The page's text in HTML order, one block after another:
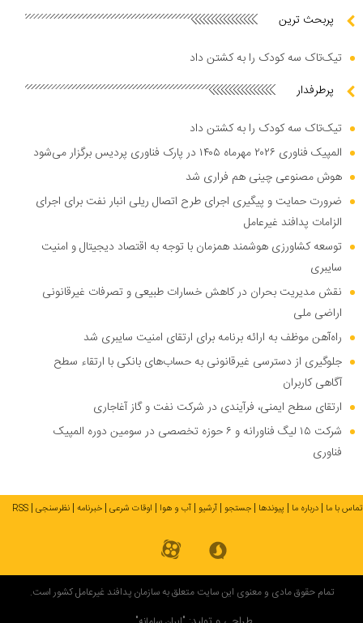
پربحث ترین
تیک‌تاک سه کودک را به کشتن داد
پرطرفدار
تیک‌تاک سه کودک را به کشتن داد
المپیک فناوری ۲۰۲۶ مهرماه ۱۴۰۵ در پارک فناوری پردیس برگزار می‌شود
هوش مصنوعی چینی هم فراری شد
ضرورت حمایت و پیگیری اجرای طرح اتصال ریلی انبار نفت برای اجرای
الزامات پدافند غیرعامل
توسعه کشاورزی هوشمند همزمان با توجه به اقتصاد دیجیتال و امنیت
سایبری
نقش مدیریت بحران در کاهش خسارات طبیعی و تصرفات غیرقانونی
اراضی ملی
راه‌آهن موظف به ارائه برنامه برای ارتقای امنیت سایبری شد
جلوگیری از دسترسی غیرقانونی به حساب‌های بانکی با ارتقاء سطح
آگاهی کاربران
ارتقای سطح ایمنی، فرآیندی در شرکت نفت و گاز آغاجاری
شرکت ۱۵ لیگ فناورانه و ۶ حوزه تخصصی در سومین دوره المپیک
فناوری
تماس با ما درباره ما پیوندها جستجو آرشیو آب و هوا اوقات شرعی خبرنامه نظرسنجی RSS
تمام حقوق مادی و معنوی این سایت متعلق به سازمان پدافند غیرعامل کشور است.